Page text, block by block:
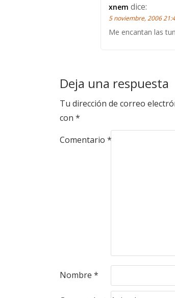
xnem dice:
5 noviembre, 2006
Me encantan las
Deja una respuesta
Tu dirección de correo
con *
Comentario *
Nombre *